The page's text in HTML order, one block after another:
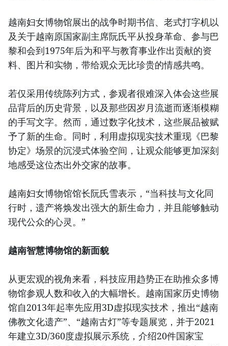
越南妇女博物馆展出的战争时期书信、老式打字机以
及关于越南原国家副主席阮氏平从投身革命、参与巴
黎和会到1975年后为和平与教育事业作出贡献的资
料、图片和实物，带给观众无比珍贵的情感共鸣。
若仅采用传统陈列方式，参观者很难深入体会这些展
品背后的历史背景，以及那些因岁月流逝而逐渐模糊
的手写文字。然而，通过数字化技术，这些展品被赋
予了新的生命。同时，利用虚拟现实技术重现《巴黎
协定》场景的沉浸式体验空间，让观众能够更加深刻
地感受这位杰出外交家的故事。
越南妇女博物馆馆长阮氏雪表示，“当科技与文化同
行时，遗产将焕发出强大的新生命力，并且能够触动
现代公众的心灵。”
越南智慧博物馆的新面貌
从更宏观的视角来看，科技应用趋势正在助推众多博
物馆参观人数和收入的大幅增长。越南国家历史博物
馆自2013年起率先应用3D虚拟现实技术，推出“越南
佛教文化遗产”、“越南古灯”等专题展览，并于2021
年建立3D/360度虚拟展示系统，介绍20件国家宝